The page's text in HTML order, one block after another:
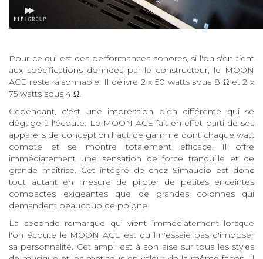
Pour ce qui est des performances sonores, si l'on s'en tient
aux spécifications données par le constructeur, le MOON
ACE reste raisonnable. Il délivre 2 x 50 watts sous 8 Ω et 2 x
75 watts sous 4 Ω.
Cependant, c'est une impression bien différente qui se
dégage à l'écoute. Le MOON ACE fait en effet parti de ses
appareils de conception haut de gamme dont chaque watt
compte et se montre totalement efficace. Il offre
immédiatement une sensation de force tranquille et de
grande maîtrise. Cet intégré de chez Simaudio est donc
tout autant en mesure de piloter de petites enceintes
compactes exigeantes que de grandes colonnes qui
demandent beaucoup de poigne
La seconde remarque qui vient immédiatement lorsque
l'on écoute le MOON ACE est qu'il n'essaie pas d'imposer
sa personnalité. Cet ampli est à son aise sur tous les styles